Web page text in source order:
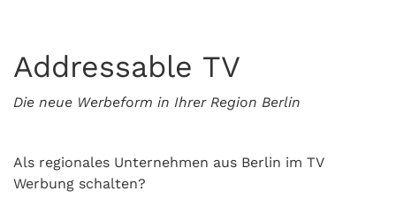
Addressable TV
Die neue Werbeform in Ihrer Region Berlin
Als regionales Unternehmen aus Berlin im TV
Werbung schalten?